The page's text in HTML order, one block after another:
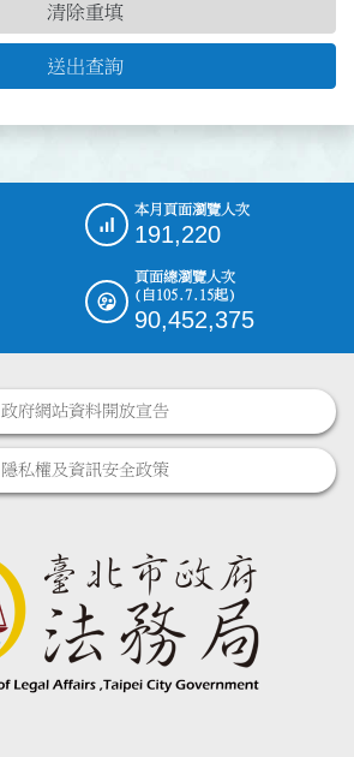
送出查詢
清除重填
本月頁面瀏覽人次
191,220
頁面總瀏覽人次
(自105.7.15起)
90,452,375
政府網站資料開放宣告
隱私權及資訊安全政策